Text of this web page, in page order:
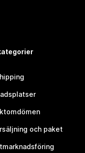
och paket